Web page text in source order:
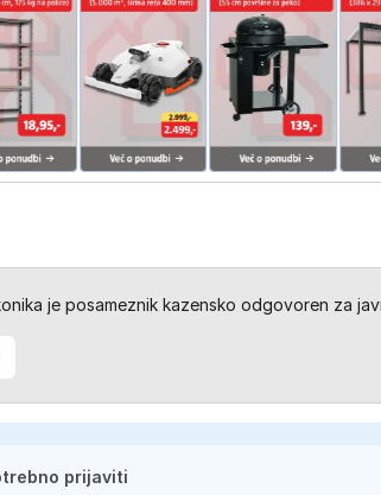
je posameznik kazensko odgovoren za